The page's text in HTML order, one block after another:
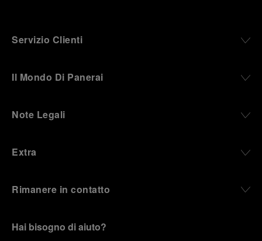
Servizio Clienti
Il Mondo Di Panerai
Note Legali
Extra
Rimanere in contatto
Hai bisogno di aiuto?